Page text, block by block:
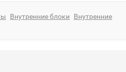
Внутренние блоки
Внутренние